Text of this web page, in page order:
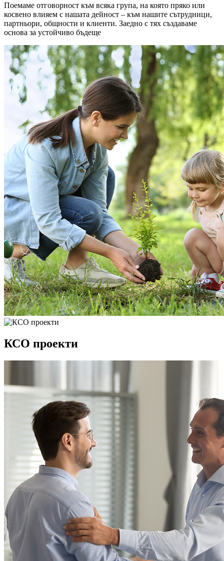
Поемаме отговорност към всяка група, на която пряко или
косвено влияем с нашата дейност – към нашите сътрудници,
партньори, общности и клиенти. Заедно с тях създаваме
основа за устойчиво бъдеще
КСО проекти